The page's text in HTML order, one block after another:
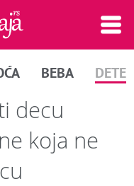
BEBA DETE
decu
koja ne